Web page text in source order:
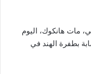
مات هانكوك، اليوم
عن تسجيل ما يقرب من 3000 إصابة بطفرة الهند في